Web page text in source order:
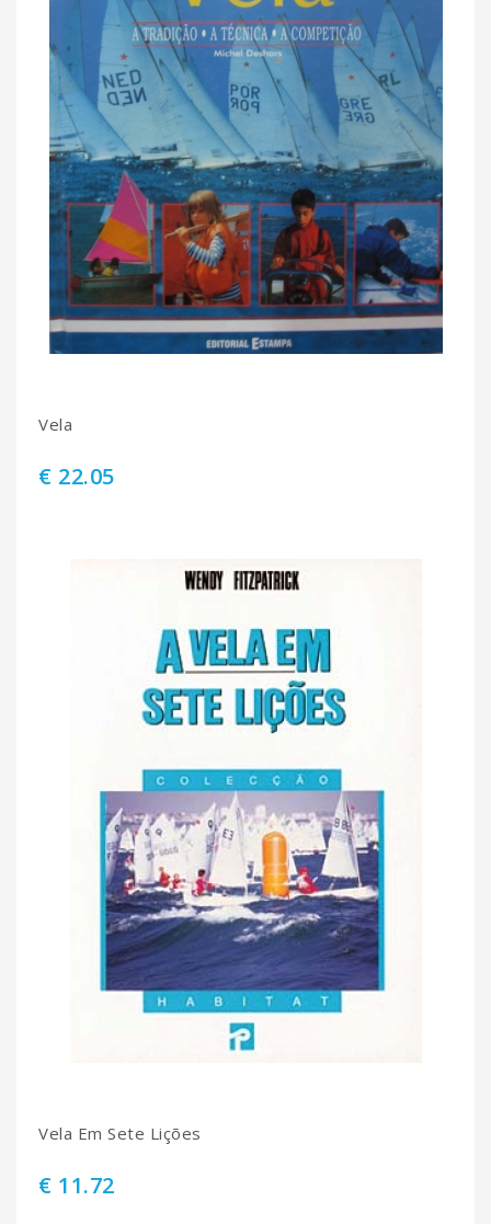
Vela
€ 22.05
Vela Em Sete Lições
€ 11.72